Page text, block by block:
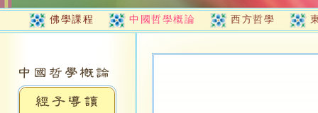
佛學課程 中國哲學概論 西方哲學